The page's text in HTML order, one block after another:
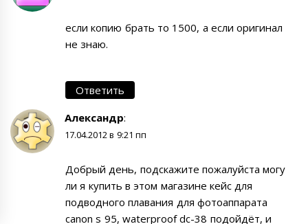
если копию брать то 1500, а если оригинал
не знаю.
Ответить
Александр:
17.04.2012 в 9:21 пп
Добрый день, подскажите пожалуйста могу
ли я купить в этом магазине кейс для
подводного плавания для фотоаппарата
canon s 95, waterproof dc-38 подойдёт, и